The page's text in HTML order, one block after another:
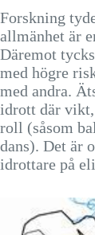
Forskning
allmänhet är
Däremot
med högre
med andra.
idrott där
roll (såsom
dans). Det är
idrottare på